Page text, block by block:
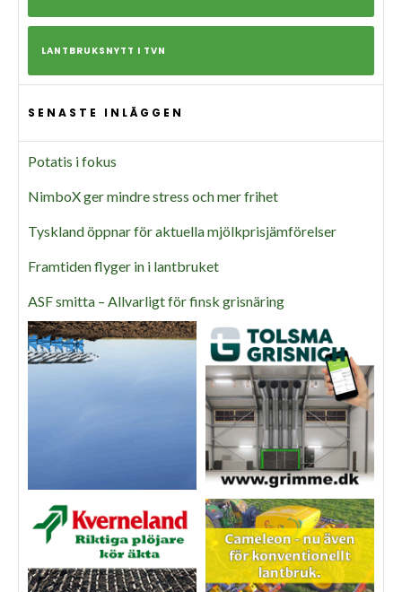
LANTBRUKSNYTT I TVN
SENASTE INLÄGGEN
Potatis i fokus
NimboX ger mindre stress och mer frihet
Tyskland öppnar för aktuella mjölkprisjämförelser
Framtiden flyger in i lantbruket
ASF smitta – Allvarligt för finsk grisnäring